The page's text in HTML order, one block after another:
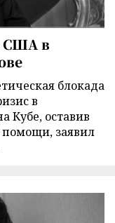
США в
блокада
в
Кубе, оставив
заявил